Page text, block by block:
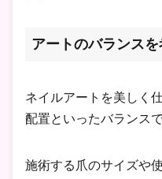
アートのバランスを
ネイルアートを美しく
配置といったバランスで
施術する爪のサイズや